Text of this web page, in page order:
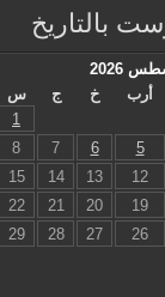
بالتاريخ
2026
أرب خ ج
س
1
5
6
7
8
12
13
14
15
19
20
21
22
26
27
28
29